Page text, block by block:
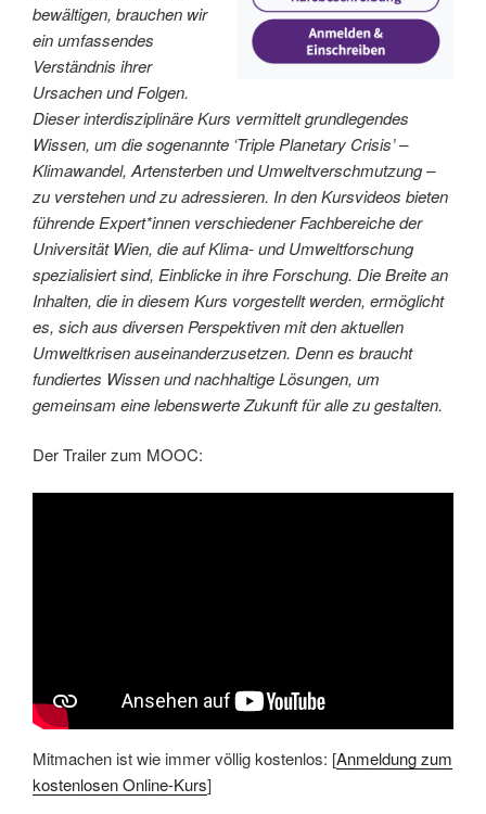
bewältigen, brauchen wir
ein umfassendes
Verständnis ihrer
Ursachen und Folgen.
Dieser interdisziplinäre Kurs vermittelt grundlegendes
Wissen, um die sogenannte ‘Triple Planetary Crisis’ –
Klimawandel, Artensterben und Umweltverschmutzung –
zu verstehen und zu adressieren. In den Kursvideos bieten
führende Expert*innen verschiedener Fachbereiche der
Universität Wien, die auf Klima- und Umweltforschung
spezialisiert sind, Einblicke in ihre Forschung. Die Breite an
Inhalten, die in diesem Kurs vorgestellt werden, ermöglicht
es, sich aus diversen Perspektiven mit den aktuellen
Umweltkrisen auseinanderzusetzen. Denn es braucht
fundiertes Wissen und nachhaltige Lösungen, um
gemeinsam eine lebenswerte Zukunft für alle zu gestalten.
Der Trailer zum MOOC:
Mitmachen ist wie immer völlig kostenlos: [Anmeldung zum
kostenlosen Online-Kurs]